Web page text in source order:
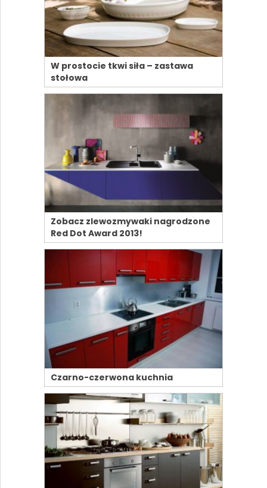
W prostocie tkwi siła – zastawa
stołowa
Zobacz zlewozmywaki nagrodzone
Red Dot Award 2013!
Czarno-czerwona kuchnia